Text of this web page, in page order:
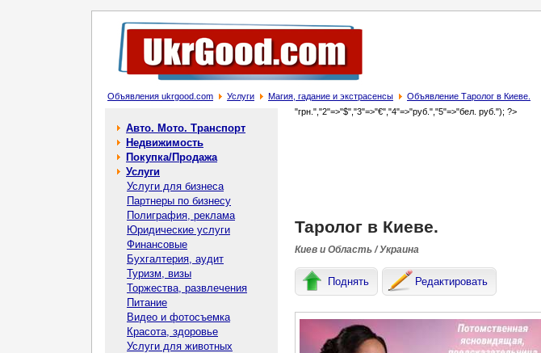
Объявления ukrgood.com Услуги Магия, гадание и экстрасенсы Объявление Таролог в Киеве.
Авто. Мото. Транспорт
Недвижимость
Покупка/Продажа
Услуги
Услуги для бизнеса
Партнеры по бизнесу
Полиграфия, реклама
Юридические услуги
Финансовые
Бухгалтерия, аудит
Туризм, визы
Торжества, развлечения
Питание
Видео и фотосъемка
Красота, здоровье
Услуги для животных
"грн.","2"=>"$","3"=>"€","4"=>"руб.","5"=>"бел. руб."); ?>
Таролог в Киеве.
Киев и Область / Украина
Поднять Редактировать